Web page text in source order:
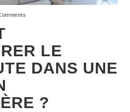
LE
DANS UNE
?